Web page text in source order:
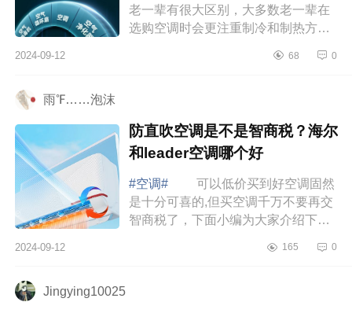
老一辈有很大区别，大多数老一辈在
选购空调时会更注重制冷和制热方面
群体则更注重空调的综合素质，比如
2024-09-12 68 0
雨℉……泡沫
防直吹空调是不是智商税？海尔
和leader空调哪个好
#空调#
可以低价买到好空调固然
是十分可喜的,但买空调千万不要再交
智商税了，下面小编为大家介绍下防
leader空调哪个好 海尔和leader空
2024-09-12 165 0
Jingying10025